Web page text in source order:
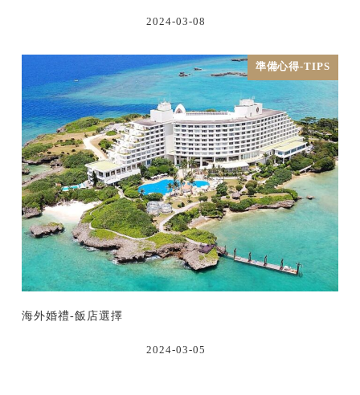
2024-03-08
準備心得-TIPS
海外婚禮-飯店選擇
2024-03-05